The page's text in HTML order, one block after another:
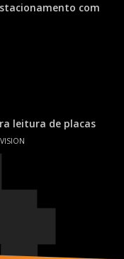
com
leitura de placas